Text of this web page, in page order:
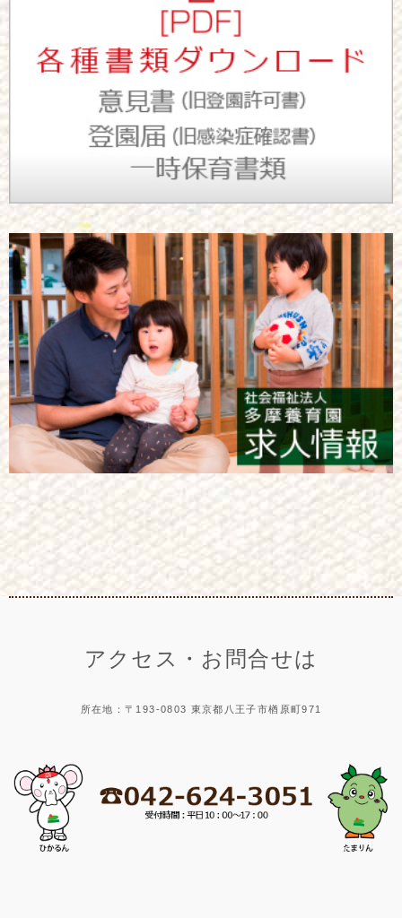
アクセス・お問合せは
所在地：〒193-0803 東京都八王子市楢原町971